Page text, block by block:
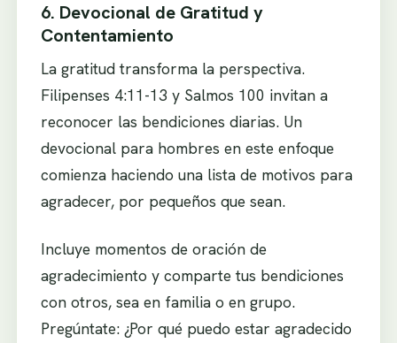
6. Devocional de Gratitud y
Contentamiento
La gratitud transforma la perspectiva.
Filipenses 4:11-13 y Salmos 100 invitan a
reconocer las bendiciones diarias. Un
devocional para hombres en este enfoque
comienza haciendo una lista de motivos para
agradecer, por pequeños que sean.
Incluye momentos de oración de
agradecimiento y comparte tus bendiciones
con otros, sea en familia o en grupo.
Pregúntate: ¿Por qué puedo estar agradecido